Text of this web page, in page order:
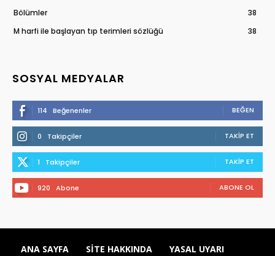
Bölümler
38
M harfi ile başlayan tıp terimleri sözlüğü
38
SOSYAL MEDYALAR
114 Beğenenler BEĞEN
0 Takipçiler TAKIP ET
1 Takipçiler TAKIP ET
920 Abone ABONE OL
ANA SAYFA SITE HAKKINDA YASAL UYARI